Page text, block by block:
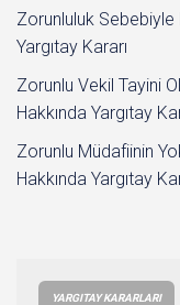
Zorunluluk Sebebiyle
Yargıtay Kararı
Zorunlu Vekil Tayini
Hakkında Yargıtay
Zorunlu Müdafiinin
Hakkında Yargıtay
YARGITAY KARARLARI